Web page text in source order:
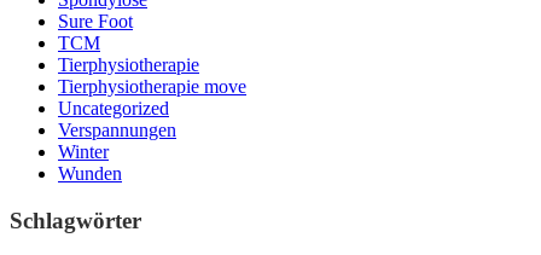
Sure Foot
TCM
Tierphysiotherapie
Tierphysiotherapie move
Uncategorized
Verspannungen
Winter
Wunden
Schlagwörter